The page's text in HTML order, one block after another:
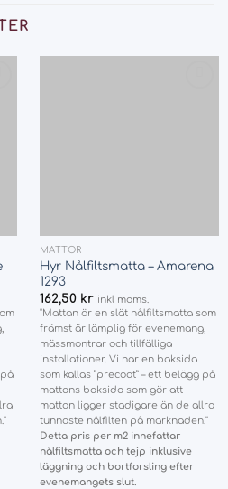
MATTOR
Hyr Nålfiltsmatta – Amarena
1293
162,50 kr inkl moms.
"Mattan är en slät nålfiltsmatta som
främst är lämplig för evenemang,
mässmontrar och tillfälliga
installationer. Vi har en baksida
som kallas ”precoat” – ett belägg på
mattans baksida som gör att
mattan ligger stadigare än de allra
tunnaste nålfilten på marknaden."
Detta pris per m2 innefattar
nålfiltsmatta och tejp inklusive
läggning och bortforsling efter
evenemangets slut.